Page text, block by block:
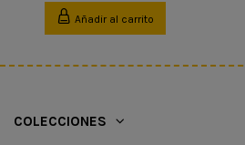
Añadir al carrito
COLECCIONES